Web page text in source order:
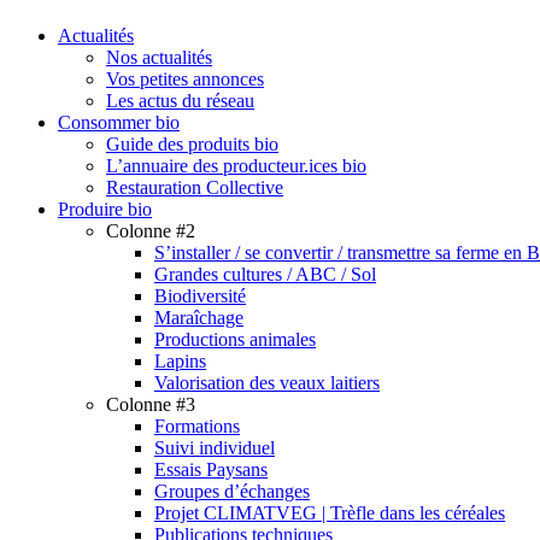
search
Menu
Actualités
Nos actualités
Vos petites annonces
Les actus du réseau
Consommer bio
Guide des produits bio
L’annuaire des producteur.ices bio
Restauration Collective
Produire bio
Colonne #2
S’installer / se convertir / transmettre sa ferme en
Grandes cultures / ABC / Sol
Biodiversité
Maraîchage
Productions animales
Lapins
Valorisation des veaux laitiers
Colonne #3
Formations
Suivi individuel
Essais Paysans
Groupes d’échanges
Projet CLIMATVEG | Trèfle dans les céréales
Publications techniques